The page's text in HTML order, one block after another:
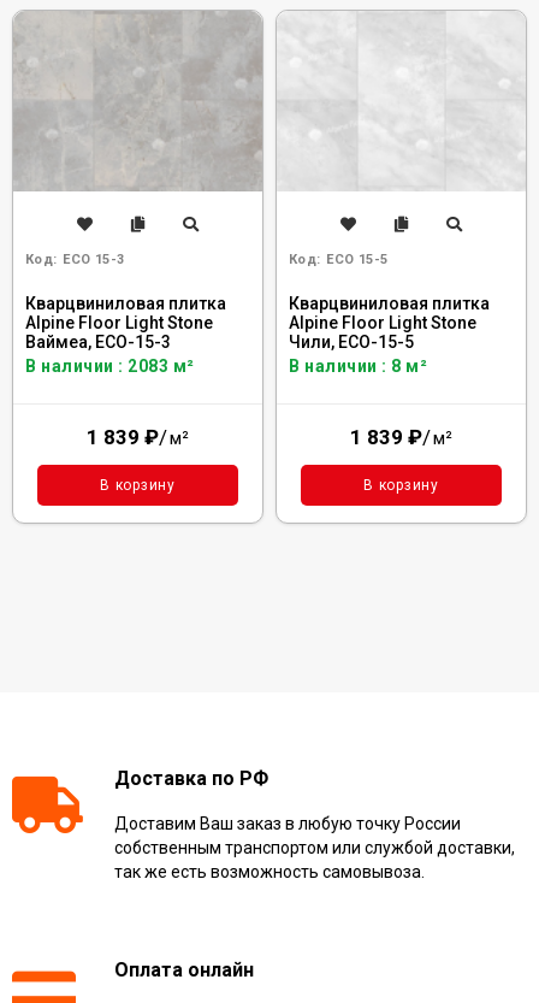
Код: ECO 15-3
Кварцвиниловая плитка
Alpine Floor Light Stone
Ваймеа, ECO-15-3
В наличии : 2083 м²
1 839 ₽/м²
В корзину
Код: ECO 15-5
Кварцвиниловая плитка
Alpine Floor Light Stone
Чили, ECO-15-5
В наличии : 8 м²
1 839 ₽/м²
В корзину
Доставка по РФ
Доставим Ваш заказ в любую точку России
собственным транспортом или службой доставки,
так же есть возможность самовывоза.
Оплата онлайн